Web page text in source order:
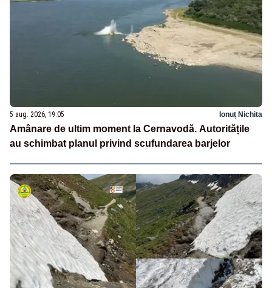
5 aug. 2026, 19:05 Ionuț Nichita
Amânare de ultim moment la Cernavodă. Autoritățile
au schimbat planul privind scufundarea barjelor